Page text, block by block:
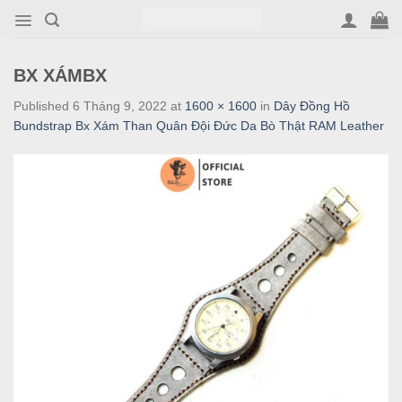
BX XÁMBX
Published 6 Tháng 9, 2022 at 1600 × 1600 in Dây Đồng Hồ
Bundstrap Bx Xám Than Quân Đội Đức Da Bò Thật RAM Leather